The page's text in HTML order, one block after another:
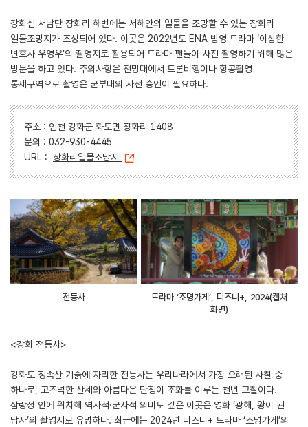
강화섬 서남단 장화리 해변에는 서해안의 일몰을 조망할 수 있는 장화리
일몰조망지가 조성되어 있다. 이곳은 2022년도 ENA 방영 드라마 ‘이상한
변호사 우영우’의 촬영지로 활용되어 드라마 팬들이 사진 촬영하기 위해 많은
방문을 하고 있다. 주의사항은 전망대에서 드론비행이나 항공촬영
통제구역으로 촬영은 군부대의 사전 승인이 필요하다.
주소 : 인천 강화군 화도면 장화리 1408
문의 : 032-930-4445
URL : 장화리일몰조망지
전등사
드라마 ‘조명가게’, 디즈니+, 2024(캡처
화면)
<강화 전등사>
강화도 정족산 기슭에 자리한 전등사는 우리나라에서 가장 오래된 사찰 중
하나로, 고즈넉한 산세와 아름다운 단청이 조화를 이루는 천년 고찰이다.
삼랑성 안에 위치해 역사적·군사적 의미도 깊은 이곳은 영화 ‘광해, 왕이 된
남자’의 촬영지로 유명하다. 최근에는 2024년 디즈니+ 드라마 ‘조명가게’의